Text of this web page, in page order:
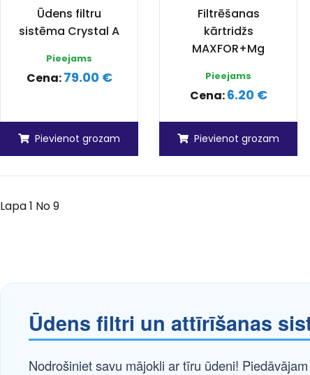
Ūdens filtru
sistēma Crystal A
Pieejams
Cena:79.00 €
Pievienot grozam
Filtrēšanas
kārtridžs
MAXFOR+Mg
Pieejams
Cena:6.20 €
Pievienot grozam
Lapa 1 No 9
Ūdens filtri un attīrīšanas
Nodrošiniet savu mājokli ar tīru ūdeni! Piedāvājam